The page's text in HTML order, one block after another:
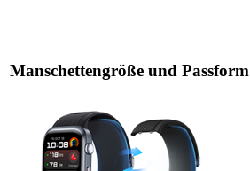
Manschettengröße und Passform